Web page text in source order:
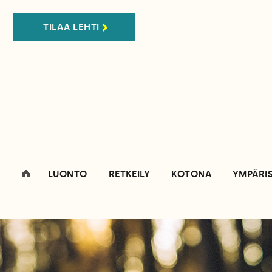
TILAA LEHTI
LUONTO RETKEILY KOTONA